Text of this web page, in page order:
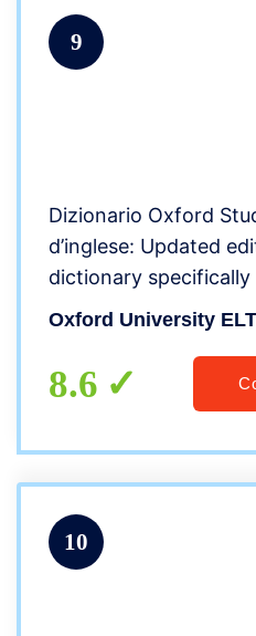
9
Dizionario Oxford
d’inglese: Updated
dictionary
speaking learners of
Oxford University ELT
8.6
10